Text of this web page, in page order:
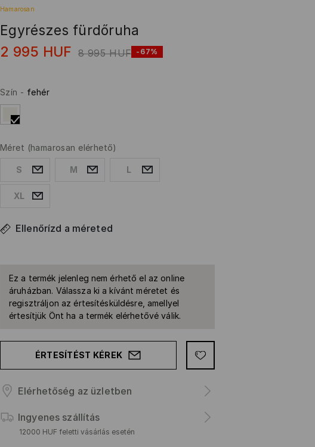
Hamarosan
Egyrészes fürdőruha
2 995 HUF 8 995 HUF -67%
Szín - fehér
Méret (hamarosan elérhető)
S M L
XL
Ellenőrízd a méreted
Ez a termék jelenleg nem érhető el az online
áruházban. Válassza ki a kívánt méretet és
regisztráljon az értesítésküldésre, amellyel
értesítjük Önt ha a termék elérhetővé válik.
ÉRTESÍTÉST KÉREK
Elérhetőség az üzletben
Ingyenes szállítás
12000 HUF feletti vásárlás esetén